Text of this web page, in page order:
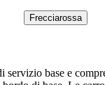
Frecciarossa
servizio base e